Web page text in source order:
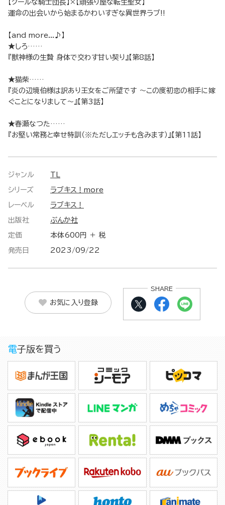
【クールな騎士団長】×【頑張り屋な転生聖女】
運命の出会いから始まるかわいすぎな異世界ラブ!!
【and more...♪】
★しろ……
『獣神様の生贄 身体で交わす甘い契り』【第8話】
★猫柴……
『炎の辺境伯様は訳あり王女をご所望です ～この度初恋の相手に嫁
ぐことになりまして～』【第3話】
★春瀬なつた……
『お堅い常務と幸せ特訓（※ただしエッチも含みます）』【第11話】
ジャンル
シリーズ ラブキス！more
レーベル ラブキス！
出版社 ぶんか社
定価 本体600円 ＋ 税
発売日 2023/09/22
お気に入り登録
SHARE
電子版を買う